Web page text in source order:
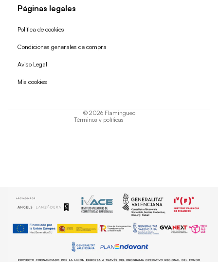
Páginas legales
Política de cookies
Condiciones generales de compra
Aviso Legal
Mis cookies
© 2026 Flamingueo
Términos y políticas